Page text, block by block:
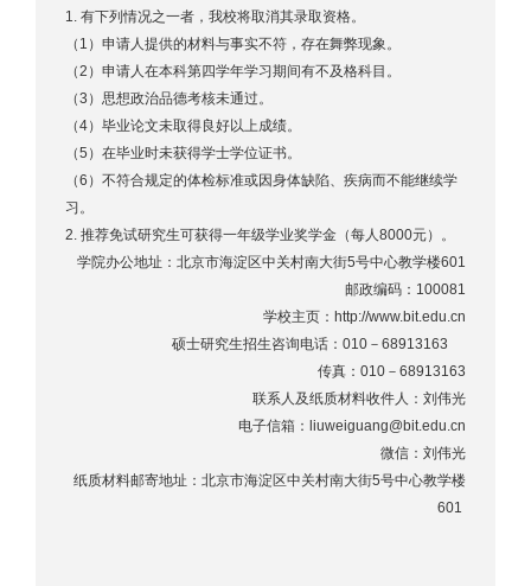
1. 有下列情况之一者，我校将取消其录取资格。
（ 1 ）申请人提供的材料与事实不符，存在舞弊现象。
（2 ）申请人在本科第四学年学习期间有不及格科目。
（3 ）思想政治品德考核未通过。
（4）毕业论文未取得良好以上成绩。
（5 ）在毕业时未获得学士学位证书。
（6 ）不符合规定的体检标准或因身体缺陷、疾病而不能继续学
习。
2. 推荐免试研究生可获得一年级学业奖学金（每人8000元）。
学院办公地址：北京市海淀区中关村南大街5号中心教学楼601
邮政编码： 100081
学校主页： http://www.bit.edu.cn
硕士研究生招生咨询电话： 010 － 68913163
传真： 010 － 68913163
联系人及纸质材料收件人：刘伟光
电子信箱： liuweiguang@bit.edu.cn
微信：刘伟光
纸质材料邮寄地址：北京市海淀区中关村南大街5号中心教学楼
601